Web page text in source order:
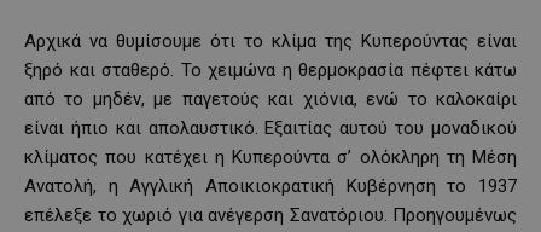
Αρχικά να θυμίσουμε ότι το κλίμα της Κυπερούντας είναι
ξηρό και σταθερό. Το χειμώνα η θερμοκρασία πέφτει κάτω
από το μηδέν, με παγετούς και χιόνια, ενώ το καλοκαίρι
είναι ήπιο και απολαυστικό. Εξαιτίας αυτού του μοναδικού
κλίματος που κατέχει η Κυπερούντα σ’ ολόκληρη τη Μέση
Ανατολή, η Αγγλική Αποικιοκρατική Κυβέρνηση το 1937
επέλεξε το χωριό για ανέγερση Σανατόριου. Προηγουμένως